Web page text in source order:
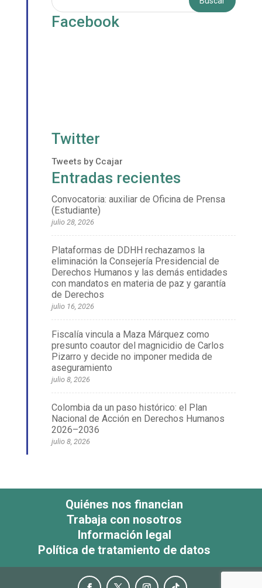
Facebook
Twitter
Tweets by Ccajar
Entradas recientes
Convocatoria: auxiliar de Oficina de Prensa
(Estudiante)
julio 28, 2026
Plataformas de DDHH rechazamos la
eliminación la Consejería Presidencial de
Derechos Humanos y las demás entidades
con mandatos en materia de paz y garantía
de Derechos
julio 16, 2026
Fiscalía vincula a Maza Márquez como
presunto coautor del magnicidio de Carlos
Pizarro y decide no imponer medida de
aseguramiento
julio 8, 2026
Colombia da un paso histórico: el Plan
Nacional de Acción en Derechos Humanos
2026–2036
julio 8, 2026
Quiénes nos financian
Trabaja con nosotros
Información legal
Política de tratamiento de datos